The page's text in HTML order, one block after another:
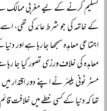
تسلیم کرنے کے لیے مغربی ممالک
کے خاتمہ کی جو شرط عائد کی تھی،
اجتماعی معاہدہ سمجھا جا رہا ہے
معاہدہ کی خلاف ورزی تصور کیا جا
مسٹر ٹونی بلیئر نے اپنے دورِ
تھا کہ دنیا کے کسی خطے میں خلافت